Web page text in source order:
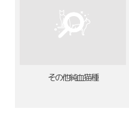
その他純血猫種